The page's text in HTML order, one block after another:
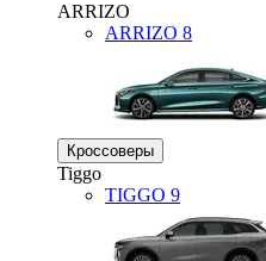
ARRIZO
ARRIZO 8
Кроссоверы
Tiggo
TIGGO 9